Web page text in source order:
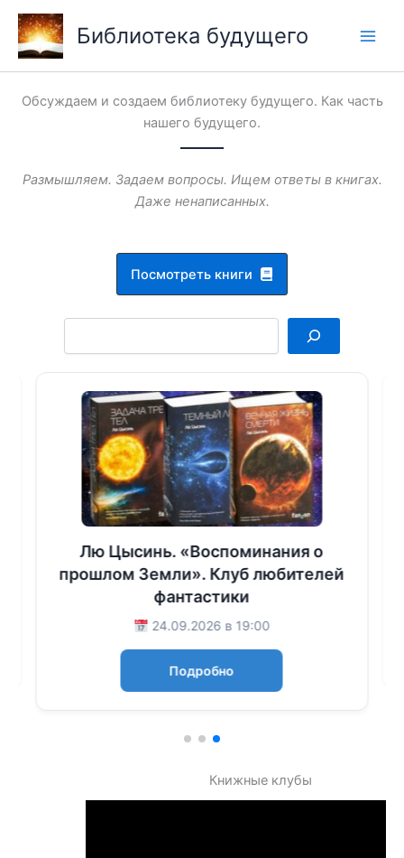
Перейти
содержимому
Библиотека будущего
Обсуждаем и создаем библиотеку будущего. Как часть
нашего будущего.
Размышляем. Задаем вопросы. Ищем ответы в книгах.
Даже ненаписанных.
Посмотреть книги
Лю Цысинь. «Воспоминания о
прошлом Земли». Клуб любителей
фантастики
24.09.2026 в 19:00
Подробно
Книжные клубы